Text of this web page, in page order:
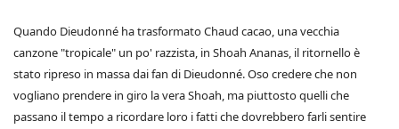
Quando Dieudonné ha trasformato Chaud cacao, una vecchia
canzone "tropicale" un po' razzista, in Shoah Ananas, il ritornello è
stato ripreso in massa dai fan di Dieudonné. Oso credere che non
vogliano prendere in giro la vera Shoah, ma piuttosto quelli che
passano il tempo a ricordare loro i fatti che dovrebbero farli sentire